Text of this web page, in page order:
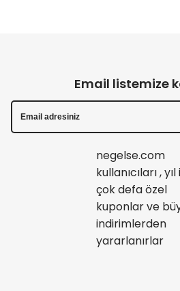
Email listemize
negelse.com
kullanıcıları ,
çok defa özel
kuponlar ve
indirimlerden
yararlanırlar